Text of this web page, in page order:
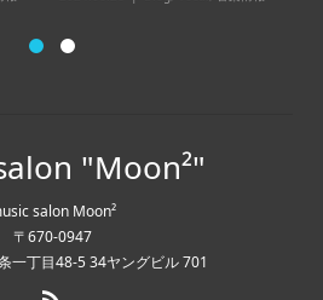
"Moon²"
salon Moon²
〒670-0947
一丁目48-5 34ヤングビル 701